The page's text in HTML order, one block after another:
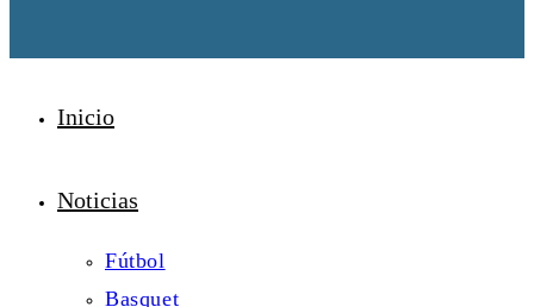
Inicio
Noticias
Fútbol
Basquet